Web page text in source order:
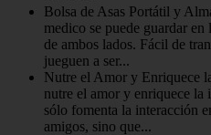
Bolsa de Asas Portátil y
medico se puede guardar
de ambos lados. Fácil de
jueguen a ser...
Nutre el Amor y Enriquece
nutre el amor y enriquece
sólo fomenta la interacción
amigos, sino que...